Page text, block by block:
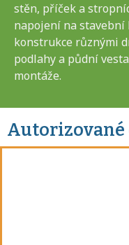
stěn, příček a
napojení na stavební
konstrukce různými
podlahy a půdní
montáže.
Autorizované